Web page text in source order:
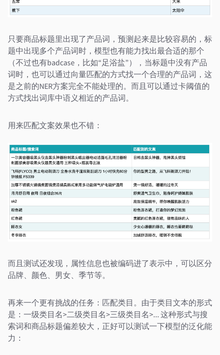
只要商品标题里出现了产品词，预测起来是比较容易的，标
题中出现多个产品词时，模型也有能力找出最合适的那个
（不过也有badcase，比如“足浴盐”），当标题中没有产品
词时，也可以通过向量匹配的方式找一个合理的产品词，这
是之前的NER方案完全不能处理的。而且可以通过卡阈值的
方式找出词库中语义相近的产品词。
用来匹配文案效果也不错：
而且测试还发现，属性信息也被编码进了表示中，可以区分
品牌、颜色、男女、季节等。
再来一个更有挑战的任务：匹配类目。由于类目文本的形式
是：一级类目名>二级类目名>三级类目名>... 这种形式与搜
索词和商品标题偏差较大，正好可以测试一下模型的泛化能
力：